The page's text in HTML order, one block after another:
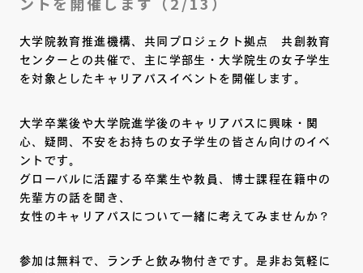
大学院教育推進機構、共同プロジェクト拠点 共創教育
センターとの共催で、主に学部生・大学院生の女子学生
を対象としたキャリアパスイベントを開催します。
大学卒業後や大学院進学後のキャリアパスに興味・関
心、疑問、不安をお持ちの女子学生の皆さん向けのイベ
ントです。
グローバルに活躍する卒業生や教員、博士課程在籍中の
先輩方の話を聞き、
女性のキャリアパスについて一緒に考えてみませんか？
参加は無料で、ランチと飲み物付きです。是非お気軽に